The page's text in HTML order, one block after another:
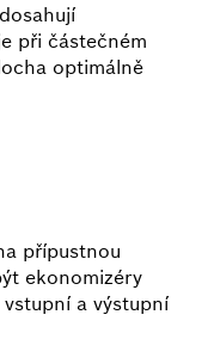
při částečném
optimálně
přípustnou
ekonomizéry
a výstupní